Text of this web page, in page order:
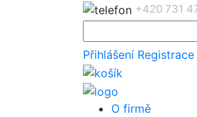
+420 731
Přihlášení Registrace
O firmě